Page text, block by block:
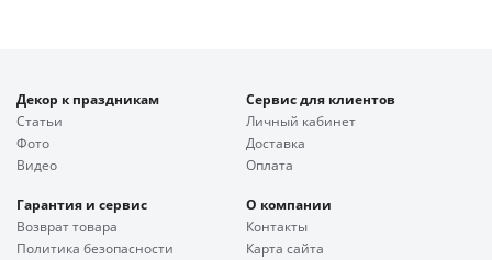
Декор к праздникам
Статьи
Фото
Видео
Сервис для клиентов
Личный кабинет
Доставка
Оплата
Гарантия и сервис
Возврат товара
Политика безопасности
О компании
Контакты
Карта сайта